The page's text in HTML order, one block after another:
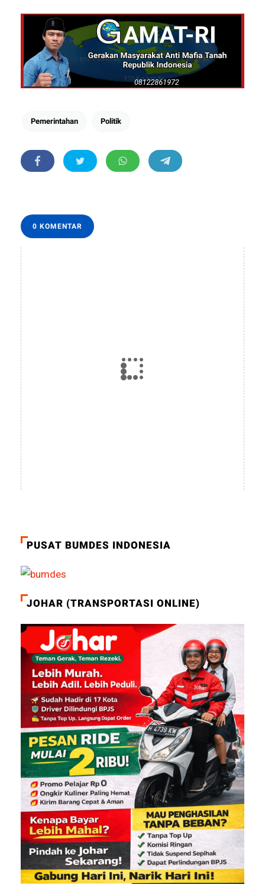
Pemerintahan Politik
0 KOMENTAR
PUSAT BUMDES INDONESIA
JOHAR (TRANSPORTASI ONLINE)